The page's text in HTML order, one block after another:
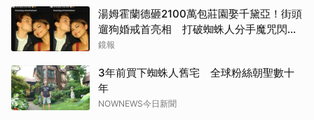
湯姆霍蘭德砸2100萬包莊園娶千黛亞！街頭
遛狗婚戒首亮相 打破蜘蛛人分手魔咒閃爆
全場
鏡報
3年前買下蜘蛛人舊宅 全球粉絲朝聖數十
年
NOWNEWS今日新聞